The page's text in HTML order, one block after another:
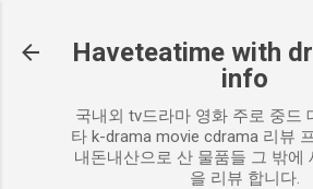
Haveteatime with
info
국내외 tv드라마 영화 주로 중드
타 k-drama movie cdrama 리뷰
내돈내산으로 산 물품들 그 밖에
을 리뷰 합니다.